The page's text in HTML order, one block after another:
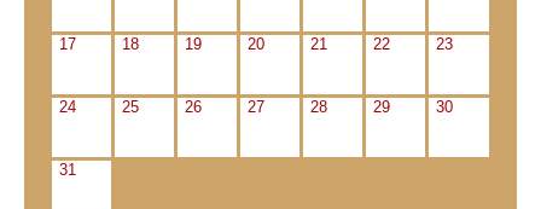
17 18 19 20 21 22 23
24 25 26 27 28 29 30
31